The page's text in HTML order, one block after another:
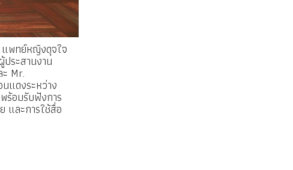
แพทย์หญิงดุจใจ
ระสานงาน
Mr.
แดงระหว่าง
ร้อมรับฟังการ
และการใช้สื่อ